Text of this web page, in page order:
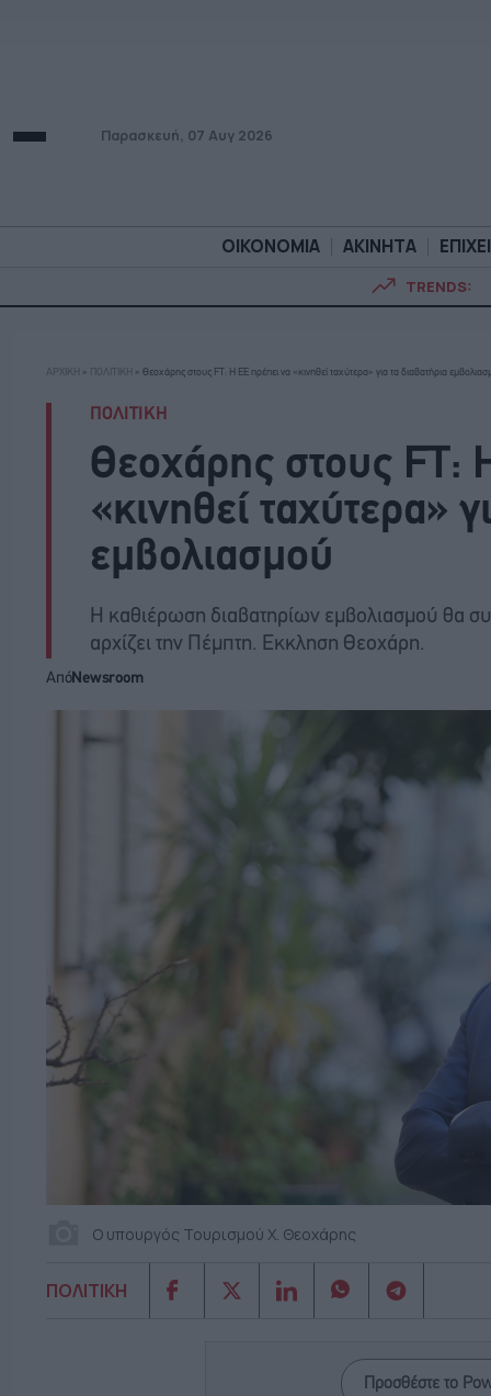
Παρασκευή, 07 Αυγ 2026
ΟΙΚΟΝΟΜΙΑ ΑΚΙΝΗΤΑ
TRENDS:
ΟΙΚΟΝΟΜΙΑ ΑΚΙΝΗΤΑ
ΑΡΧΙΚΗ » ΠΟΛΙΤΙΚΗ » Θεοχάρης στους FT: Η ΕΕ πρέπει να «κινηθεί ταχύτερα» για τα διαβατήρια
ΠΟΛΙΤΙΚΗ
Θεοχάρης στους FT:
«κινηθεί ταχύτερα»
εμβολιασμού
Η καθιέρωση διαβατηρίων εμβολιασμού θα
αρχίζει την Πέμπτη. Εκκληση Θεοχάρη.
ΑπόNewsroom
Ο υπουργός Τουρισμού Χ. Θεοχάρης
ΠΟΛΙΤΙΚΗ
Προσθέστε το